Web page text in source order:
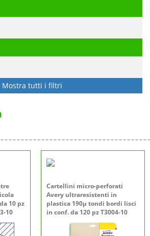
Mostra tutti i filtri
10 pz
10
Cartellini micro-perforati
Avery ultraresistenti in
plastica 190µ tondi bordi lisci
in conf. da 120 pz T3004-10